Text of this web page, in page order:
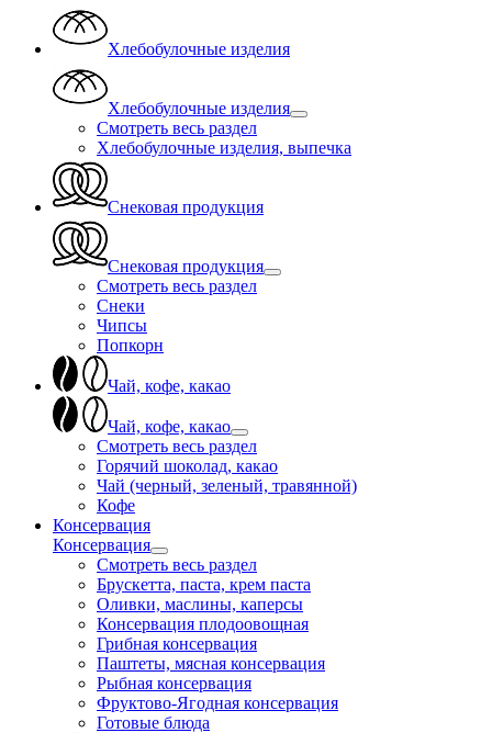
Хлебобулочные изделия
Хлебобулочные изделия
Смотреть весь раздел
Хлебобулочные изделия, выпечка
Снековая продукция
Снековая продукция
Смотреть весь раздел
Снеки
Чипсы
Попкорн
Чай, кофе, какао
Чай, кофе, какао
Смотреть весь раздел
Горячий шоколад, какао
Чай (черный, зеленый, травянной)
Кофе
Консервация
Консервация
Смотреть весь раздел
Брускетта, паста, крем паста
Оливки, маслины, каперсы
Консервация плодоовощная
Грибная консервация
Паштеты, мясная консервация
Рыбная консервация
Фруктово-Ягодная консервация
Готовые блюда